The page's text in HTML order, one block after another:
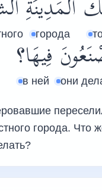
الْمَدِينَةِ
города
они
فِيهَا؟
в ней
города. Что